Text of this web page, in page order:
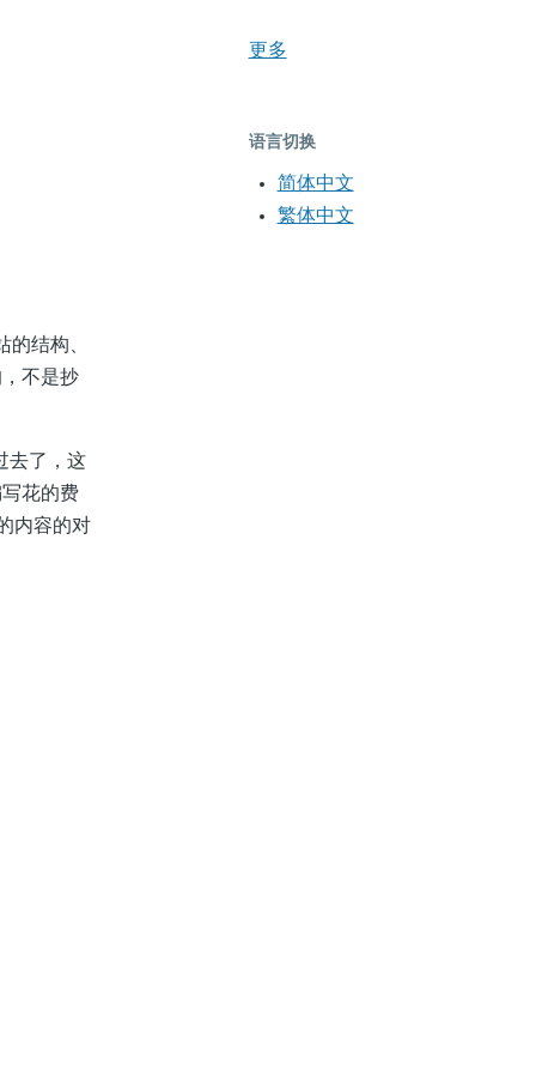
结构、
不是抄
去了，这
花的费
内容的对
更多
语言切换
简体中文
繁体中文